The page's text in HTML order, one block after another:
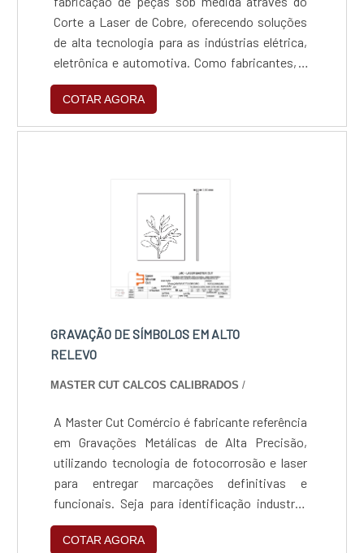
Corte a Laser de Cobre, oferecendo soluções
de alta tecnologia para as indústrias elétrica,
eletrônica e automotiva. Como fabricantes, a
empresa domina o processamento de metais
refletivos, transformando projetos complexos
em componentes reais com precisão, rapidez
COTAR AGORA
GRAVAÇÃO DE SÍMBOLOS EM ALTO
RELEVO
MASTER CUT CALCOS CALIBRADOS /
A Master Cut Comércio é fabricante referência
em Gravações Metálicas de Alta Precisão,
utilizando tecnologia de fotocorrosão e laser
para entregar marcações definitivas e
funcionais. Seja para identificação industrial
rigorosa ou para personalização decorativa de
luxo, nossos processos garantem
COTAR AGORA